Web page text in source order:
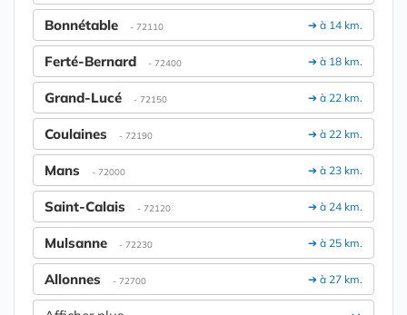
➔ à 14 km.
Bonnétable - 72110
➔ à 18 km.
Ferté-Bernard - 72400
➔ à 22 km.
Grand-Lucé - 72150
➔ à 22 km.
Coulaines - 72190
➔ à 23 km.
Mans - 72000
➔ à 24 km.
Saint-Calais - 72120
➔ à 25 km.
Mulsanne - 72230
➔ à 27 km.
Allonnes - 72700